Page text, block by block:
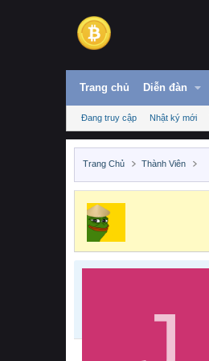
Trang chủ Diễn đàn
Đang truy cập Nhật ký mới
Trang Chủ Thành Viên